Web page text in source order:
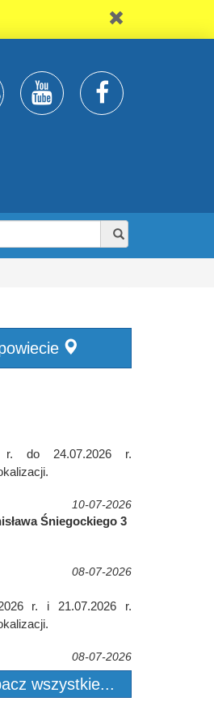
r. do 24.07.2026 r.
10-07-2026
Śniegockiego 3
08-07-2026
r. i 21.07.2026 r.
08-07-2026
wszystkie...